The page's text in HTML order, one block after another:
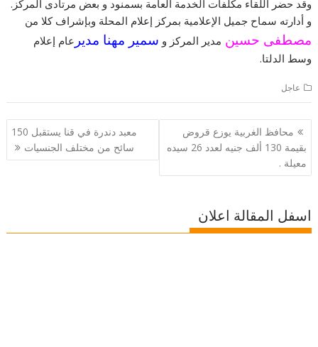
وقد حضر اللقاء مكلفات الخدمة العامة بسمنود و بعض مرتادى المركز.
و أدارته سماح جميل الإعلامية بمركز إعلام المحلة وبإشراف كلا من
مصطفى حسين مدير المركز و سمير مهنا مدير عام إعلام
وسط الدلتا.
عاجل
تصفّح
المقالات
محافظ الغربية يوزع قروض
بقيمة 130 ألف جنيه لعدد 26 سيده
معيلة .
معبد دندرة في قنا يستقبل 150
سائح من مختلف الجنسيات
اسفل المقالة اعلان